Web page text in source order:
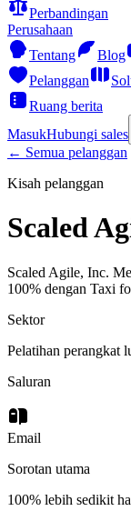
Perbandingan
Perusahaan
Tentang
Blog
Pelanggan
Ruang berita
MasukHubungi sales
← Semua pelanggan
Kisah pelanggan
Scaled
Scaled Agile, Inc.
100% dengan Taxi
Sektor
Pelatihan perangkat
Saluran
Email
Sorotan utama
100% lebih sedikit